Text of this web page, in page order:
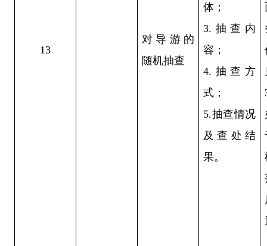
13
对导游的
随机抽查
体；
3.抽查内
容；
4.抽查方
式；
5.抽查情况
及查处结
果。